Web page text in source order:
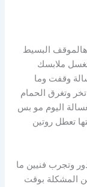
هالموقف البسيط
ملابسك
وقفت وما
وتغرق الحمام
اليوم مو بس
تعطل روتين
وتجرب فنيين ما
المشكلة بوقت